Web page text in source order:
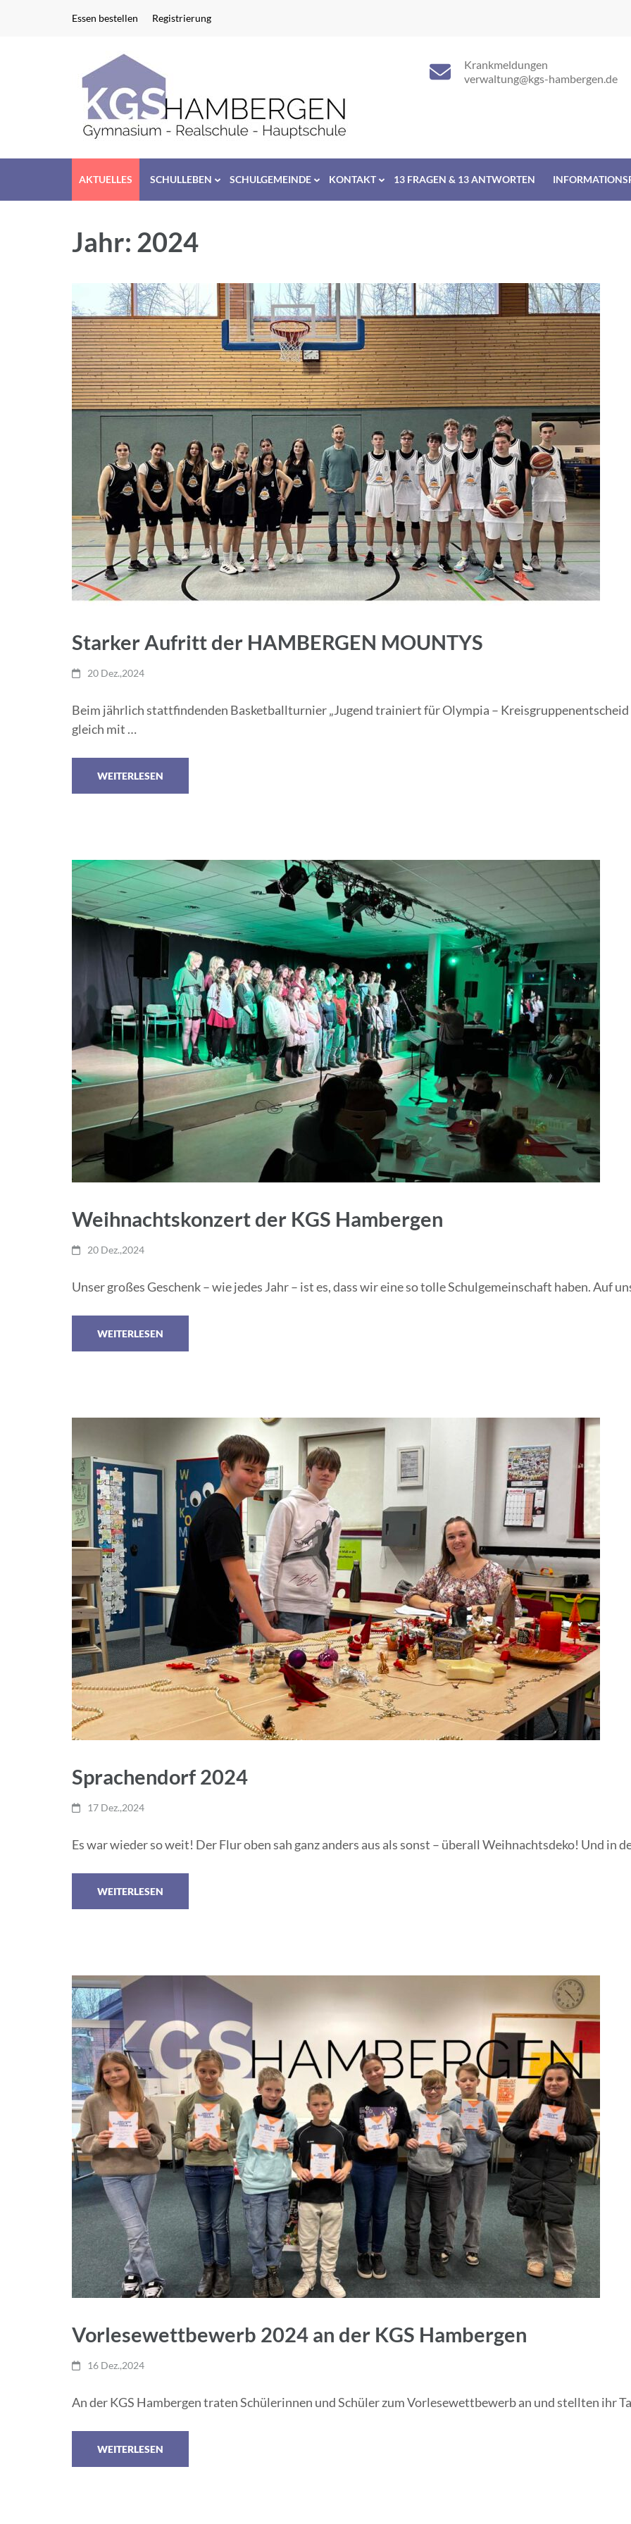
Essen bestellen Registrierung
Krankmeldungen
verwaltung@kgs-hambergen.de
AKTUELLES SCHULLEBEN SCHULGEMEINDE KONTAKT 13 FRAGEN & 13 ANTWORTEN
Jahr: 2024
Starker Aufritt der HAMBERGEN MOUNTYS
20 Dez.,2024
Beim jährlich stattfindenden Basketballturnier „Jugend trainiert für Olympia – Kreisgruppenentscheid
gleich mit …
WEITERLESEN
Weihnachtskonzert der KGS Hambergen
20 Dez.,2024
Unser großes Geschenk – wie jedes Jahr – ist es, dass wir eine so tolle Schulgemeinschaft haben. Auf
WEITERLESEN
Sprachendorf 2024
17 Dez.,2024
Es war wieder so weit! Der Flur oben sah ganz anders aus als sonst – überall Weihnachtsdeko! Und in
WEITERLESEN
Vorlesewettbewerb 2024 an der KGS Hambergen
16 Dez.,2024
An der KGS Hambergen traten Schülerinnen und Schüler zum Vorlesewettbewerb an und stellten ihr
WEITERLESEN